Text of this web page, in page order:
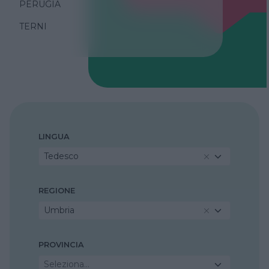
PERUGIA
TERNI
LINGUA
Tedesco
REGIONE
Umbria
PROVINCIA
Seleziona...